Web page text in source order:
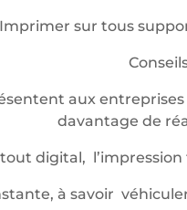
Imprimer sur tous
aux
davantage de
tout digital,
à savoir